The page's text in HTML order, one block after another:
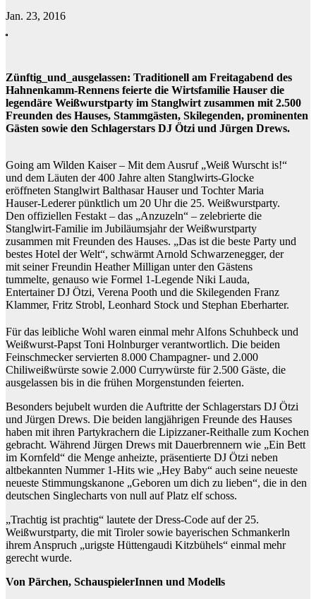
Jan. 23, 2016
Zünftig_und_ausgelassen: Traditionell am Freitagabend des
Hahnenkamm-Rennens feierte die Wirtsfamilie Hauser die
legendäre Weißwurstparty im Stanglwirt zusammen mit 2.500
Freunden des Hauses, Stammgästen, Skilegenden, prominenten
Gästen sowie den Schlagerstars DJ Ötzi und Jürgen Drews.
Going am Wilden Kaiser – Mit dem Ausruf „Weiß Wurscht is!“
und dem Läuten der 400 Jahre alten Stanglwirts-Glocke
eröffneten Stanglwirt Balthasar Hauser und Tochter Maria
Hauser-Lederer pünktlich um 20 Uhr die 25. Weißwurstparty.
Den offiziellen Festakt – das „Anzuzeln“ – zelebrierte die
Stanglwirt-Familie im Jubiläumsjahr der Weißwurstparty
zusammen mit Freunden des Hauses. „Das ist die beste Party und
bestes Hotel der Welt“, schwärmt Arnold Schwarzenegger, der
mit seiner Freundin Heather Milligan unter den Gästens
tummelte, genauso wie Formel 1-Legende Niki Lauda,
Entertainer DJ Ötzi, Verena Pooth und die Skilegenden Franz
Klammer, Fritz Strobl, Leonhard Stock und Stephan Eberharter.
Für das leibliche Wohl waren einmal mehr Alfons Schuhbeck und
Weißwurst-Papst Toni Holnburger verantwortlich. Die beiden
Feinschmecker servierten 8.000 Champagner- und 2.000
Chiliweißwürste sowie 2.000 Currywürste für 2.500 Gäste, die
ausgelassen bis in die frühen Morgenstunden feierten.
Besonders bejubelt wurden die Auftritte der Schlagerstars DJ Ötzi
und Jürgen Drews. Die beiden langjährigen Freunde des Hauses
haben mit ihren Partykrachern die Lipizzaner-Reithalle zum Kochen
gebracht. Während Jürgen Drews mit Dauerbrennern wie „Ein Bett
im Kornfeld“ die Menge anheizte, präsentierte DJ Ötzi neben
altbekannten Nummer 1-Hits wie „Hey Baby“ auch seine neueste
neueste Stimmungskanone „Geboren um dich zu lieben“, die in den
deutschen Singlecharts von null auf Platz elf schoss.
„Trachtig ist prachtig“ lautete der Dress-Code auf der 25.
Weißwurstparty, die mit Tiroler sowie bayerischen Schmankerln
ihrem Anspruch „urigste Hüttengaudi Kitzbühels“ einmal mehr
gerecht wurde.
Von Pärchen, SchauspielerInnen und Modells